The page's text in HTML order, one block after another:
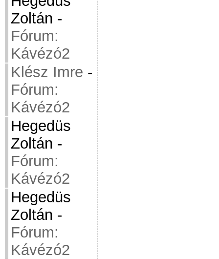
Zoltán -
Fórum:
Kávézó2
Klész Imre -
Fórum:
Kávézó2
Hegedüs
Zoltán -
Fórum:
Kávézó2
Hegedüs
Zoltán -
Fórum:
Kávézó2